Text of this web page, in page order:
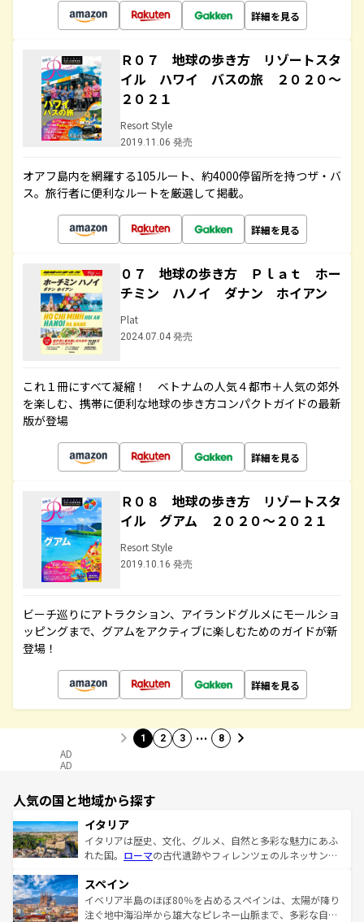
詳細を見る
Ｒ０７ 地球の歩き方 リゾートスタ
イル ハワイ バスの旅 ２０２０～
２０２１
Resort Style
2019.11.06 発売
オアフ島内を網羅する105ルート、約4000停留所を持つザ・バ
ス。旅行者に便利なルートを厳選して掲載。
詳細を見る
０７ 地球の歩き方 Ｐｌａｔ ホー
チミン ハノイ ダナン ホイアン
Plat
2024.07.04 発売
これ１冊にすべて凝縮！ ベトナムの人気４都市＋人気の郊外
を楽しむ、携帯に便利な地球の歩き方コンパクトガイドの最新
版が登場
詳細を見る
Ｒ０８ 地球の歩き方 リゾートスタ
イル グアム ２０２０～２０２１
Resort Style
2019.10.16 発売
ビーチ巡りにアトラクション、アイランドグルメにモールショ
ッピングまで、グアムをアクティブに楽しむためのガイドが新
登場！
詳細を見る
1 2 3 … 8
AD
AD
人気の国と地域から探す
イタリア
イタリアは歴史、文化、グルメ、自然と多彩な魅力にあふ
れた国。 ローマの古代遺跡やフィレンツェのルネッサンス
ろん、トスカーナの美しい田園風景やアマルフィ海岸の絶
景など、自然景観も見逃せない。観光の合間には、本場の
ピザやパスタなど、絶品のイタリア料理を堪能することも
スペイン
イベリア半島のほぼ80％を占めるスペインは、太陽が降り
注ぐ地中海沿岸から雄大なピレネー山脈まで、多彩な自然